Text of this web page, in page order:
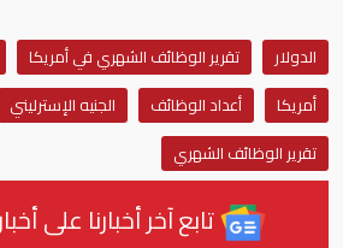
الدولار تقرير الوظائف الشهري في أمريكا
أمريكا
أعداد الوظائف الجنيه الإسترليني
تقرير الوظائف الشهري
تابع آخر أخبارنا على